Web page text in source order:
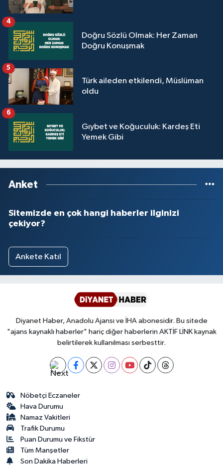
Doğru Sözlü Olmak: Her Zaman
Doğru Konuşmak
4
Türk aileden etkilendi, Müslüman
oldu
5
Gıybet ve Koğuculuk: Kardeş Eti
Yemek Gibi
6
Anket
Sitemizde en çok hangi haberler ilginizi
çekiyor?
Ankete Katıl
Diyanet Haber, Anadolu Ajansı ve İHA abonesidir. Bu sitede
"ajans kaynaklı haberler" hariç diğer haberlerin AKTİF LİNK kaynak
belirtilerek kullanılması serbesttir.
Nöbetçi Eczaneler
Hava Durumu
Namaz Vakitleri
Trafik Durumu
Puan Durumu ve Fikstür
Tüm Manşetler
Son Dakika Haberleri